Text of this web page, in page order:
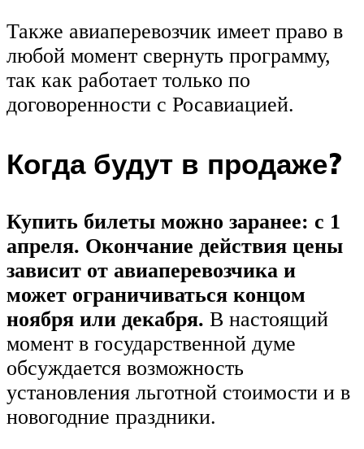
Также авиаперевозчик имеет право в
любой момент свернуть программу,
так как работает только по
договоренности с Росавиацией.
Когда будут в продаже?
Купить билеты можно заранее: с 1
апреля. Окончание действия цены
зависит от авиаперевозчика и
может ограничиваться концом
ноября или декабря. В настоящий
момент в государственной думе
обсуждается возможность
установления льготной стоимости и в
новогодние праздники.